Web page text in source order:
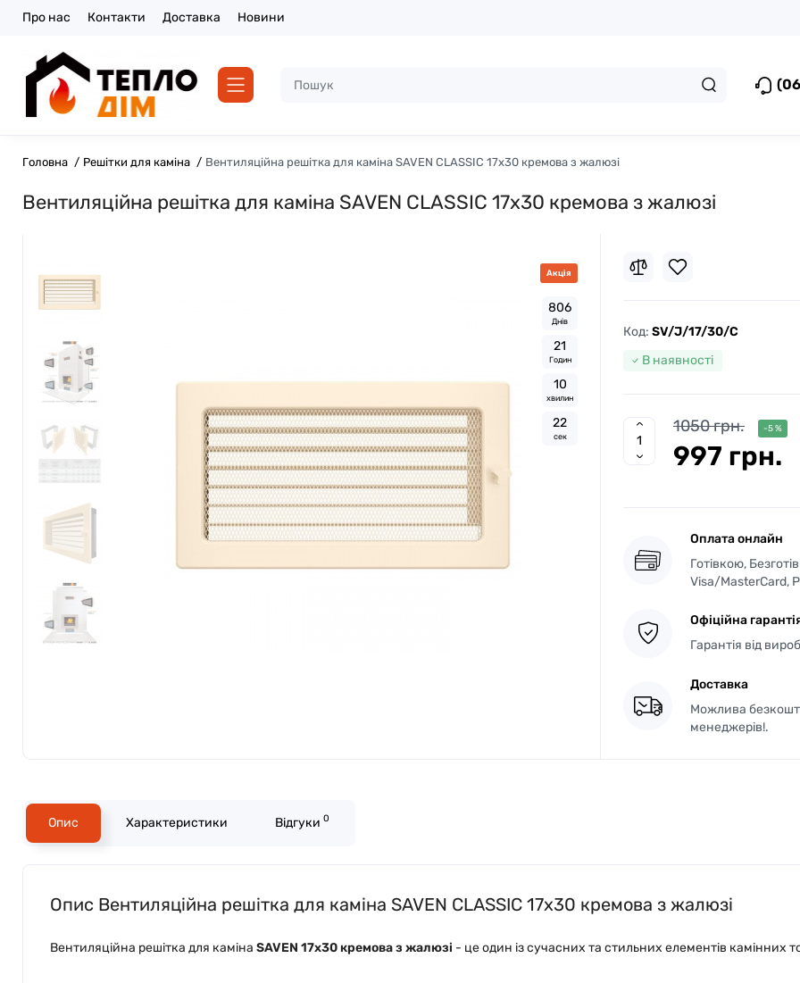
Про нас Контакти Доставка Новини
Головна Решітки для каміна Вентиляційна решітка для каміна SAVEN CLASSIC 17х30 кремова з жалюзі
Вентиляційна решітка для каміна SAVEN CLASSIC 17х30 кремова з жалюзі
Акція
806
Днів
21
Годин
10
хвилин
21
сек
Код: SV/J/17/30/C
В наявності
1050 грн. -5 %
997 грн.
Оплата онлайн
Готівкою,
Visa/MasterCard,
Офіційна
Гарантія від
Доставка
Можлива
менеджерів!.
Опис Характеристики Відгуки 0
Опис Вентиляційна решітка для каміна SAVEN CLASSIC 17х30 кремова з жалюзі
Вентиляційна решітка для каміна SAVEN 17х30 кремова з жалюзі - це один із сучасних та стильних елементів камінних